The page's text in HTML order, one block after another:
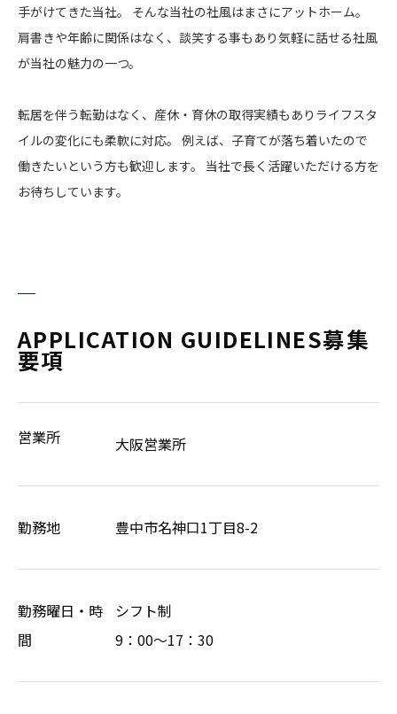
手がけてきた当社。 そんな当社の社風はまさにアットホーム。
肩書きや年齢に関係はなく、談笑する事もあり気軽に話せる社風
が当社の魅力の一つ。
転居を伴う転勤はなく、産休・育休の取得実績もありライフスタ
イルの変化にも柔軟に対応。 例えば、子育てが落ち着いたので
働きたいという方も歓迎します。 当社で長く活躍いただける方を
お待ちしています。
APPLICATION GUIDELINES募集
要項
営業所 大阪営業所
勤務地 豊中市名神口1丁目8-2
勤務曜日・時
間
シフト制
9：00～17：30